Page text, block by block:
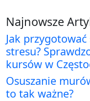
Najnowsze
Jak
stresu?
kursów w
Osuszanie
to tak ważne?